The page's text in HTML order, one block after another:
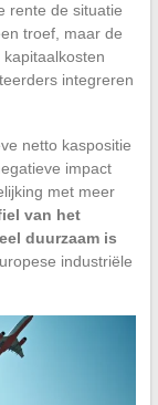
rente de situatie
troef, maar de
integreren
netto kaspositie
impact
met meer
van het
duurzaam is
industriële